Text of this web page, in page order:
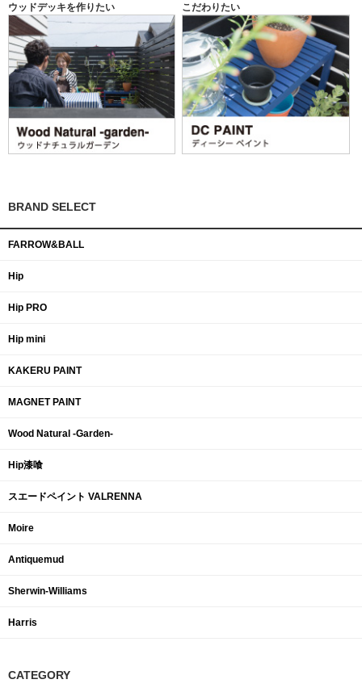
ウッドデッキを作りたい
こだわりたい
BRAND SELECT
FARROW&BALL
Hip
Hip PRO
Hip mini
KAKERU PAINT
MAGNET PAINT
Wood Natural -Garden-
Hip漆喰
スエードペイント VALRENNA
Moire
Antiquemud
Sherwin-Williams
Harris
CATEGORY